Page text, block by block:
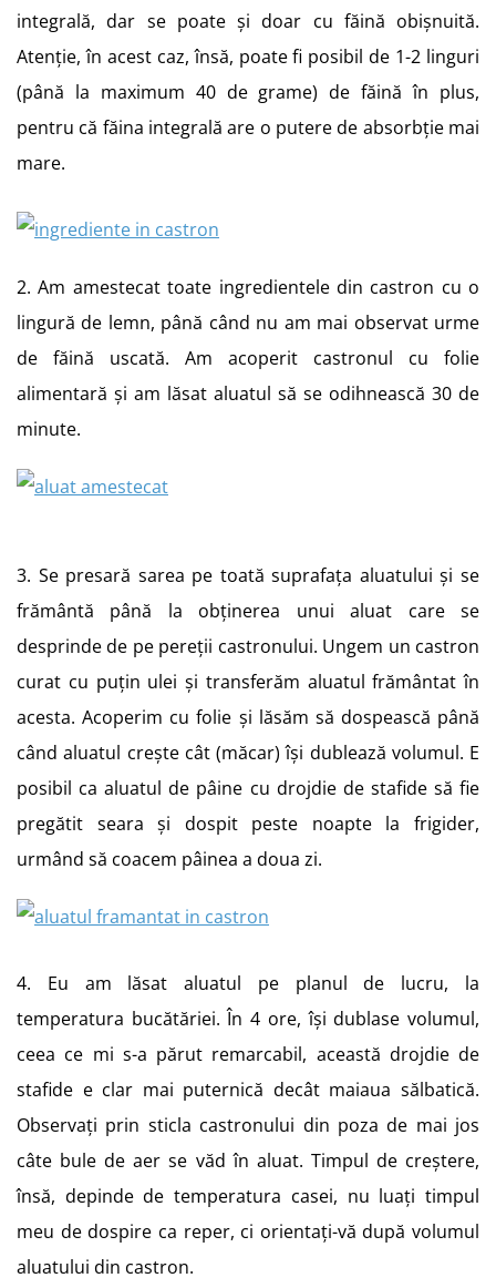
integrală, dar se poate și doar cu făină obișnuită.
Atenție, în acest caz, însă, poate fi posibil de 1-2 linguri
(până la maximum 40 de grame) de făină în plus,
pentru că făina integrală are o putere de absorbție mai
mare.
2. Am amestecat toate ingredientele din castron cu o
lingură de lemn, până când nu am mai observat urme
de făină uscată. Am acoperit castronul cu folie
alimentară și am lăsat aluatul să se odihnească 30 de
minute.
3. Se presară sarea pe toată suprafața aluatului și se
frământă până la obținerea unui aluat care se
desprinde de pe pereții castronului. Ungem un castron
curat cu puțin ulei și transferăm aluatul frământat în
acesta. Acoperim cu folie și lăsăm să dospească până
când aluatul crește cât (măcar) își dublează volumul. E
posibil ca aluatul de pâine cu drojdie de stafide să fie
pregătit seara și dospit peste noapte la frigider,
urmând să coacem pâinea a doua zi.
4. Eu am lăsat aluatul pe planul de lucru, la
temperatura bucătăriei. În 4 ore, își dublase volumul,
ceea ce mi s-a părut remarcabil, această drojdie de
stafide e clar mai puternică decât maiaua sălbatică.
Observați prin sticla castronului din poza de mai jos
câte bule de aer se văd în aluat. Timpul de creștere,
însă, depinde de temperatura casei, nu luați timpul
meu de dospire ca reper, ci orientați-vă după volumul
aluatului din castron.